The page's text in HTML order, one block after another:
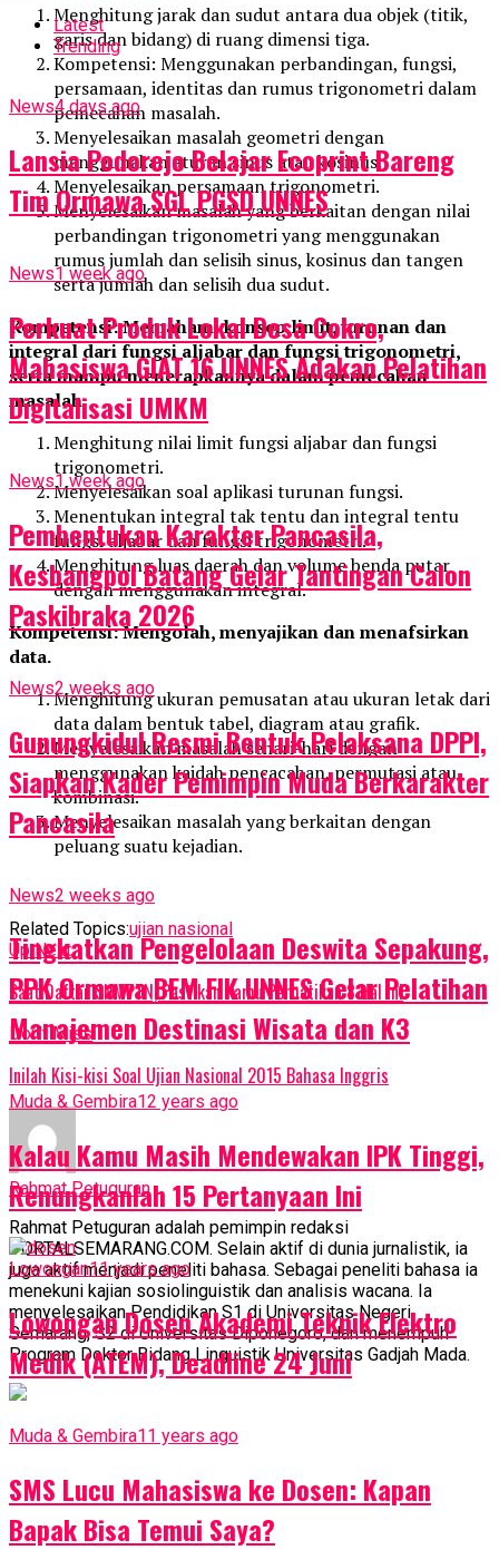
Menghitung jarak dan sudut antara dua objek (titik,
garis dan bidang) di ruang dimensi tiga.
Kompetensi: Menggunakan perbandingan, fungsi,
persamaan, identitas dan rumus trigonometri dalam
pemecahan masalah.
Menyelesaikan masalah geometri dengan
menggunakan aturan sinus atau kosinus.
Menyelesaikan persamaan trigonometri.
Menyelesaikan masalah yang berkaitan dengan nilai
perbandingan trigonometri yang menggunakan
rumus jumlah dan selisih sinus, kosinus dan tangen
serta jumlah dan selisih dua sudut.
Kompetensi: Memahami konsep limit, turunan dan
integral dari fungsi aljabar dan fungsi trigonometri,
serta mampu menerapkannya dalam pemecahan
masalah
Menghitung nilai limit fungsi aljabar dan fungsi
trigonometri.
Menyelesaikan soal aplikasi turunan fungsi.
Menentukan integral tak tentu dan integral tentu
fungsi aljabar dan fungsi trigonometri.
Menghitung luas daerah dan volume benda putar
dengan menggunakan integral.
Kompetensi: Mengolah, menyajikan dan menafsirkan
data.
Menghitung ukuran pemusatan atau ukuran letak dari
data dalam bentuk tabel, diagram atau grafik.
Menyelesaikan masalah sehari-hari dengan
menggunakan kaidah pencacahan, permutasi atau
kombinasi.
Menyelesaikan masalah yang berkaitan dengan
peluang suatu kejadian.
Related Topics:ujian nasional
Up Next
Saat Daftar SNMPTN, Pastikan Kamu Perhatikan 8 Hal Ini
Don't Miss
Inilah Kisi-kisi Soal Ujian Nasional 2015 Bahasa Inggris
Rahmat Petuguran
Rahmat Petuguran adalah pemimpin redaksi
PORTALSEMARANG.COM. Selain aktif di dunia jurnalistik, ia
juga aktif menjadi peneliti bahasa. Sebagai peneliti bahasa ia
menekuni kajian sosiolinguistik dan analisis wacana. Ia
menyelesaikan Pendidikan S1 di Universitas Negeri
Semarang, S2 di Universitas Diponegoro, dan menempuh
Program Doktor Bidang Linguistik Universitas Gadjah Mada.
Latest
Trending
News4 days ago
Lansia Podorejo Belajar Ecoprint Bareng
Tim Ormawa SGL PGSD UNNES
News1 week ago
Perkuat Produk Lokal Desa Cokro,
Mahasiswa GIAT 16 UNNES Adakan Pelatihan
Digitalisasi UMKM
News1 week ago
Pembentukan Karakter Pancasila,
Kesbangpol Batang Gelar Tantingan Calon
Paskibraka 2026
News2 weeks ago
Gunungkidul Resmi Bentuk Pelaksana DPPI,
Siapkan Kader Pemimpin Muda Berkarakter
Pancasila
News2 weeks ago
Tingkatkan Pengelolaan Deswita Sepakung,
PPK Ormawa BEM FIK UNNES Gelar Pelatihan
Manajemen Destinasi Wisata dan K3
Muda & Gembira12 years ago
Kalau Kamu Masih Mendewakan IPK Tinggi,
Renungkanlah 15 Pertanyaan Ini
Lowongan11 years ago
Lowongan Dosen Akademi Teknik Elektro
Medik (ATEM), Deadline 24 Juni
Muda & Gembira11 years ago
SMS Lucu Mahasiswa ke Dosen: Kapan
Bapak Bisa Temui Saya?